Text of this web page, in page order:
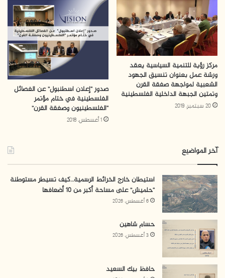
مركز رؤية للتنمية السياسية يعقد
ورشة عمل بعنوان تنسيق الجهود
الشعبية لمواجهة صفقة القرن
وتمتين الجبهة الداخلية الفلسطينية
20 سبتمبر، 2019
صدور “إعلان اسطنبول” عن الفصائل
الفلسطينية في ختام مؤتمر
“الفلسطينيون وصفقة القرن”
1 أغسطس، 2018
آخر المواضيع
استيطان خارج الخرائط الرسمية…كيف تسيطر مستوطنة
“حلميش” على مساحة أكبر من 10 أضعافها
6 أغسطس، 2026
حسام شاهين
3 أغسطس، 2026
حافظ بيك السعيد